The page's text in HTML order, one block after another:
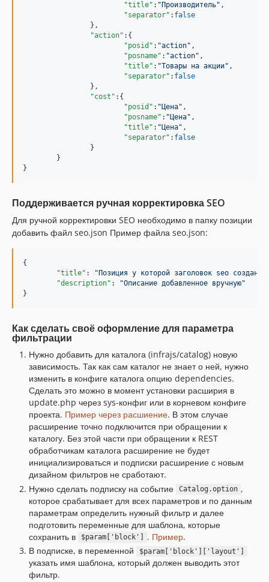
"title" : " Производитель" ,
"separator" : false
"action" :{
"posid" : "action" ,
"posname" : "action" ,
"title" : "Товары на акции" ,
"separator" : false
"cost" :{
"posid" : "Цена" ,
"posname" : "Цена" ,
"title" : "Цена" ,
"separator" : false
}
Поддерживается ручная корректировка SEO
Для ручной корректировки SEO необходимо в папку позиции
добавить файл seo.json Пример файла seo.json:
{
"title" : " Позиция у которой заголовок seo создан
"description" : "Описание добавленное вручную"
}
Как сделать своё оформление для параметра
фильтрации
Нужно добавить для каталога (infrajs/catalog) новую
зависимость. Так как сам каталог не знает о ней, нужно
изменить в конфиге каталога опцию dependencies.
Сделать это можно в момент установки расширия в
update.php через sys-конфиг или в корневом конфиге
проекта. Пример через расшиение. В этом случае
расширение точно подключится при обращении к
каталогу. Без этой части при обращении к REST
обработчикам каталога расширение не будет
инициализироваться и подписки расширение с новым
дизайном фильтров не сработают.
Нужно сделать подписку на событие
Catalog.option ,
которое срабатывает для всех параметров и по данным
параметрам определить нужный фильтр и далее
подготовить переменные для шаблона, которые
сохранить в
$param['block'] . Пример.
В подписке, в переменной
$param['block']['layout']
указать имя шаблона, который должен выводить этот
фильтр.